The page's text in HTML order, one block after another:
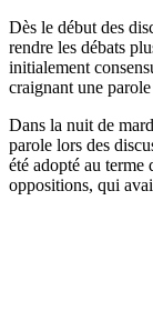
Dès le début des
rendre les débats
initialement
craignant une
Dans la nuit de
parole lors des
été adopté au terme
oppositions, qui